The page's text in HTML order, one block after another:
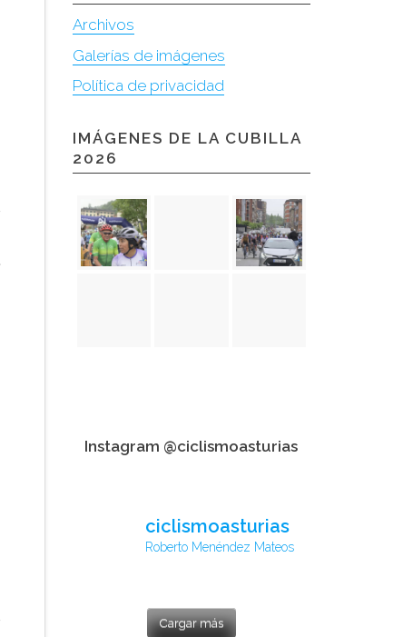
Archivos
Galerías de imágenes
Política de privacidad
IMÁGENES DE LA CUBILLA
2026
Instagram @ciclismoasturias
ciclismoasturias
Roberto Menéndez Mateos
Cargar más